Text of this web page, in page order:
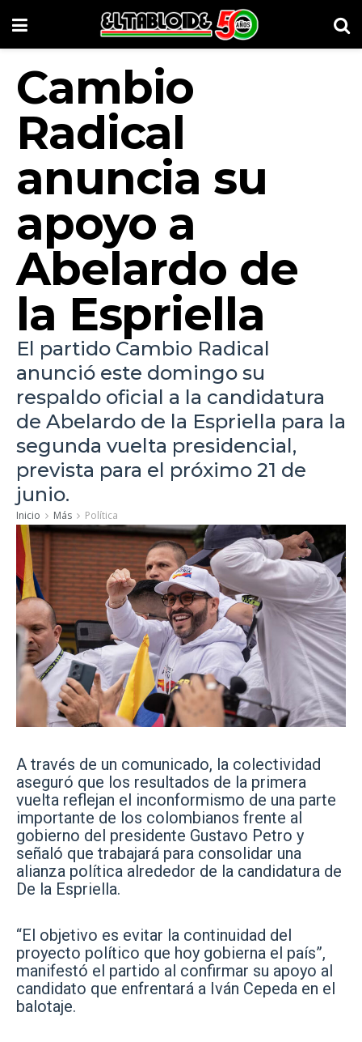
Cambio
Radical
anuncia su
apoyo a
Abelardo de
la Espriella
El partido Cambio Radical
anunció este domingo su
respaldo oficial a la candidatura
de Abelardo de la Espriella para la
segunda vuelta presidencial,
prevista para el próximo 21 de
junio.
Inicio Más Política
A través de un comunicado, la colectividad
aseguró que los resultados de la primera
vuelta reflejan el inconformismo de una parte
importante de los colombianos frente al
gobierno del presidente Gustavo Petro y
señaló que trabajará para consolidar una
alianza política alrededor de la candidatura de
De la Espriella.
“El objetivo es evitar la continuidad del
proyecto político que hoy gobierna el país”,
manifestó el partido al confirmar su apoyo al
candidato que enfrentará a Iván Cepeda en el
balotaje.